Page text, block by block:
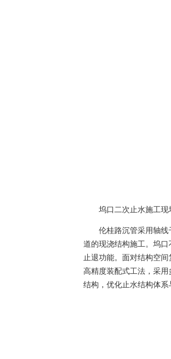
坞口二次止水施工现
伦桂路沉管采用轴
道的现浇结构施工。坞
止退功能。面对结构空
高精度装配式工法，采
结构，优化止水结构体系